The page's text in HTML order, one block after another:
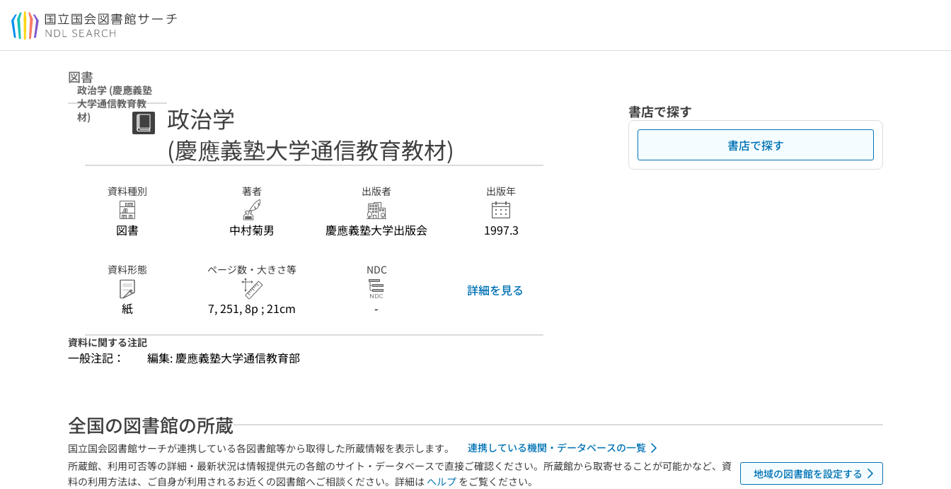
本文へ移動
図書
政治学 (慶應義塾
大学通信教育教
材)
政治学
(慶應義塾大学通信教育教材)
資料種別
図書
著者
中村菊男
出版者
慶應義塾大学出版会
出版年
1997.3
資料形態
紙
ページ数・大きさ等
7, 251, 8p ; 21cm
NDC
-
詳細を見る
資料に関する注記
一般注記： 編集: 慶應義塾大学通信教育部
書店で探す
書店で探す
全国の図書館の所蔵
国立国会図書館サーチが連携している各図書館等から取得した所蔵情報を表示します。
連携している機関・データベースの一覧
所蔵館、利用可否等の詳細・最新状況は情報提供元の各館のサイト・データベースで直接ご確認ください。所蔵館から取寄せることが可能かなど、資
料の利用方法は、ご自身が利用されるお近くの図書館へご相談ください。詳細は ヘルプ をご覧ください。
地域の図書館を設定する